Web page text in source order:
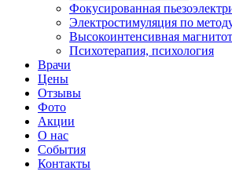
Фокусированная
Электростимуляция по
Высокоинтенсивная
Психотерапия, психология
Врачи
Цены
Отзывы
Фото
Акции
О нас
События
Контакты